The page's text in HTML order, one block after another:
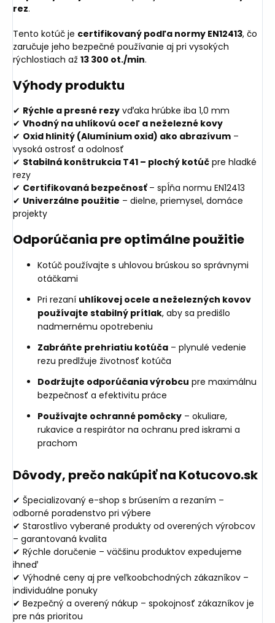
rez.
Tento kotúč je certifikovaný podľa normy EN12413, čo
zaručuje jeho bezpečné používanie aj pri vysokých
rýchlostiach až 13 300 ot./min.
Výhody produktu
✔ Rýchle a presné rezy vďaka hrúbke iba 1,0 mm
✔ Vhodný na uhlíkovú oceľ a neželezné kovy
✔ Oxid hlinitý (Alumínium oxid) ako abrazívum –
vysoká ostrosť a odolnosť
✔ Stabilná konštrukcia T41 – plochý kotúč pre hladké
rezy
✔ Certifikovaná bezpečnosť– spĺňa normu EN12413
✔ Univerzálne použitie – dielne, priemysel, domáce
projekty
Odporúčania pre optimálne použitie
Kotúč používajte s uhlovou brúskou so správnymi
otáčkami
Pri rezaní uhlíkovej ocele a neželezných kovov
používajte stabilný prítlak, aby sa predišlo
nadmernému opotrebeniu
Zabráňte prehriatiu kotúča – plynulé vedenie
rezu predlžuje životnosť kotúča
Dodržujte odporúčania výrobcu pre maximálnu
bezpečnosť a efektivitu práce
Používajte ochranné pomôcky – okuliare,
rukavice a respirátor na ochranu pred iskrami a
prachom
Dôvody, prečo nakúpiť na Kotucovo.sk
✔ Špecializovaný e-shop s brúsením a rezaním –
odborné poradenstvo pri výbere
✔ Starostlivo vyberané produkty od overených výrobcov
– garantovaná kvalita
✔ Rýchle doručenie – väčšinu produktov expedujeme
ihneď
✔ Výhodné ceny aj pre veľkoobchodných zákazníkov –
individuálne ponuky
✔ Bezpečný a overený nákup – spokojnosť zákazníkov je
pre nás prioritou